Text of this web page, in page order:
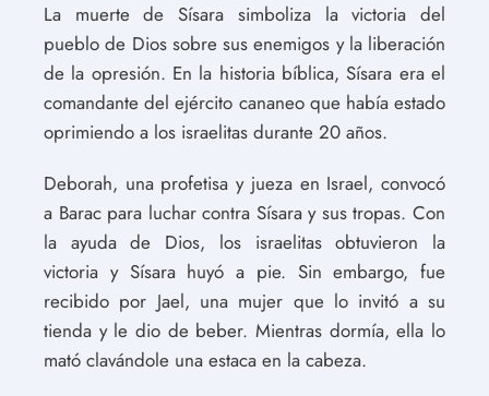
La muerte de Sísara simboliza la victoria del
pueblo de Dios sobre sus enemigos y la liberación
de la opresión. En la historia bíblica, Sísara era el
comandante del ejército cananeo que había estado
oprimiendo a los israelitas durante 20 años.
Deborah, una profetisa y jueza en Israel, convocó
a Barac para luchar contra Sísara y sus tropas. Con
la ayuda de Dios, los israelitas obtuvieron la
victoria y Sísara huyó a pie. Sin embargo, fue
recibido por Jael, una mujer que lo invitó a su
tienda y le dio de beber. Mientras dormía, ella lo
mató clavándole una estaca en la cabeza.